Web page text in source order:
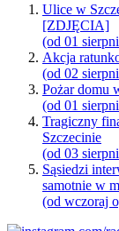
Ulice w
[ZDJĘCIA]
(od 01
Akcja
(od 02
Pożar domu
(od 01
Tragiczny
Szczecinie
(od 03
Sąsiedzi
samotnie w
(od wczoraj